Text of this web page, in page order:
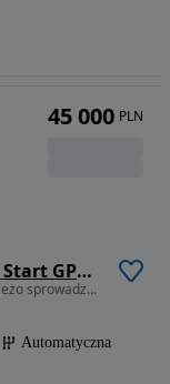
Peugeot 3008 PureTech 180 Stop & Start GPF EAT8 GT
1598 cm3 • 181 KM • Peugeot 3008 Hybrid — świeżo sprowadzony, lekko uszkodzony
Automatyczna
45 000 PLN